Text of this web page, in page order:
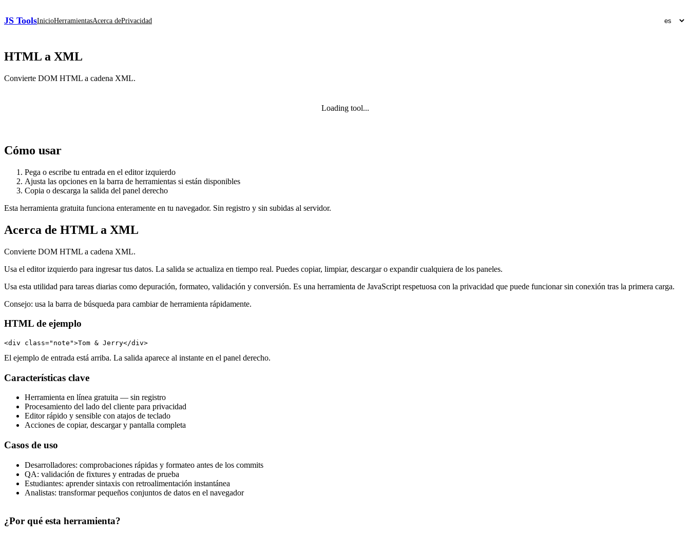
JS ToolsInicioHerramientasAcerca dePrivacidad
HTML a XML
Convierte DOM HTML a cadena XML.
Loading tool...
Cómo usar
Pega o escribe tu entrada en el editor izquierdo
Ajusta las opciones en la barra de herramientas si están disponibles
Copia o descarga la salida del panel derecho
Esta herramienta gratuita funciona enteramente en tu navegador. Sin registro y sin subidas al servidor.
Acerca de HTML a XML
Convierte DOM HTML a cadena XML.
Usa el editor izquierdo para ingresar tus datos. La salida se actualiza en tiempo real. Puedes copiar, limpiar, descargar o expandir cualquiera de los paneles.
Usa esta utilidad para tareas diarias como depuración, formateo, validación y conversión. Es una herramienta de JavaScript respetuosa con la privacidad que puede funcionar sin conexión tras la primera carga.
Consejo: usa la barra de búsqueda para cambiar de herramienta rápidamente.
HTML de ejemplo
<div class="note">Tom & Jerry</div>
El ejemplo de entrada está arriba. La salida aparece al instante en el panel derecho.
Características clave
Herramienta en línea gratuita — sin registro
Procesamiento del lado del cliente para privacidad
Editor rápido y sensible con atajos de teclado
Acciones de copiar, descargar y pantalla completa
Casos de uso
Desarrolladores: comprobaciones rápidas y formateo antes de los commits
QA: validación de fixtures y entradas de prueba
Estudiantes: aprender sintaxis con retroalimentación instantánea
Analistas: transformar pequeños conjuntos de datos en el navegador
¿Por qué esta herramienta?